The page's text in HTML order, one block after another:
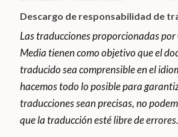
Descargo de responsabilidad de
Las traducciones proporcionadas
Media tienen como objetivo que el
traducido sea comprensible en el
hacemos todo lo posible para
traducciones sean precisas, no
que la traducción esté libre de errores.